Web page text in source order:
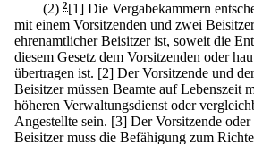
(2) 2[1] Die Vergabekammern
mit einem Vorsitzenden und zwei
ehrenamtlicher Beisitzer ist, soweit die
diesem Gesetz dem Vorsitzenden oder
übertragen ist. [2] Der Vorsitzende und
Beisitzer müssen Beamte auf Lebenszeit
höheren Verwaltungsdienst oder
Angestellte sein. [3] Der Vorsitzende
Beisitzer muss die Befähigung zum